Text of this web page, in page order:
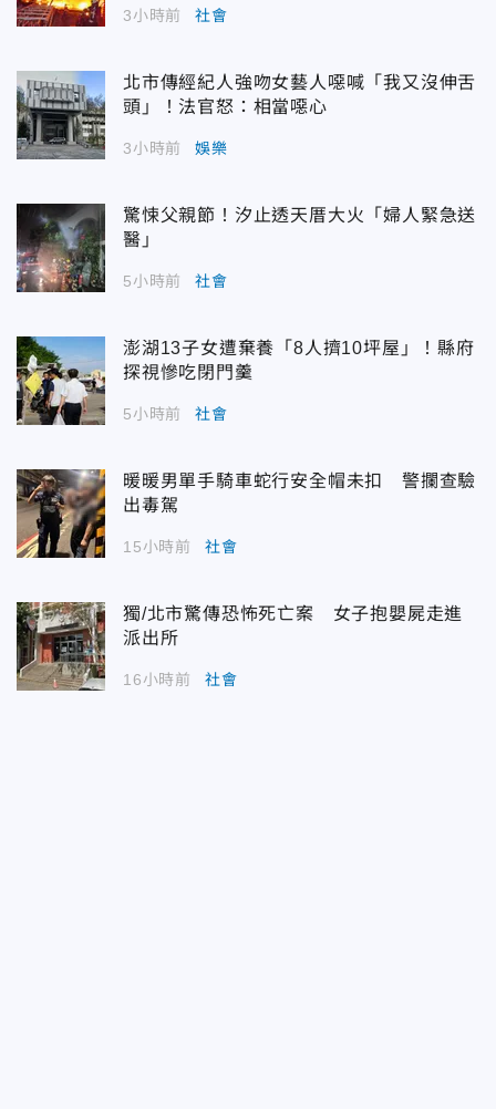
3小時前 社會
北市傳經紀人強吻女藝人噁喊「我又沒伸舌
頭」！法官怒：相當噁心
3小時前 娛樂
驚悚父親節！汐止透天厝大火「婦人緊急送
醫」
5小時前 社會
澎湖13子女遭棄養「8人擠10坪屋」！縣府
探視慘吃閉門羹
5小時前 社會
暖暖男單手騎車蛇行安全帽未扣 警攔查驗
出毒駕
15小時前 社會
獨/北市驚傳恐怖死亡案 女子抱嬰屍走進
派出所
16小時前 社會